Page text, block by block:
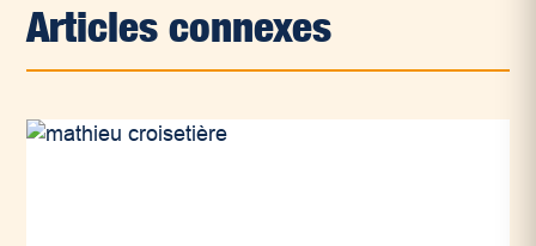
Articles connexes